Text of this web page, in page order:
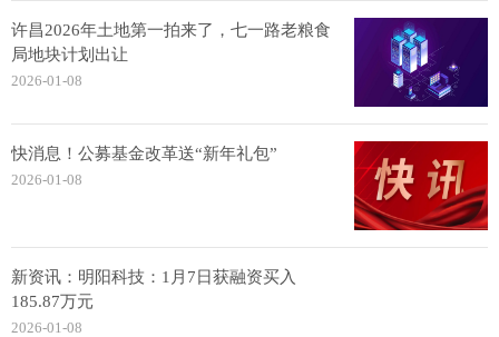
许昌2026年土地第一拍来了，七一路老粮食
局地块计划出让
2026-01-08
快消息！公募基金改革送“新年礼包”
2026-01-08
新资讯：明阳科技：1月7日获融资买入
185.87万元
2026-01-08